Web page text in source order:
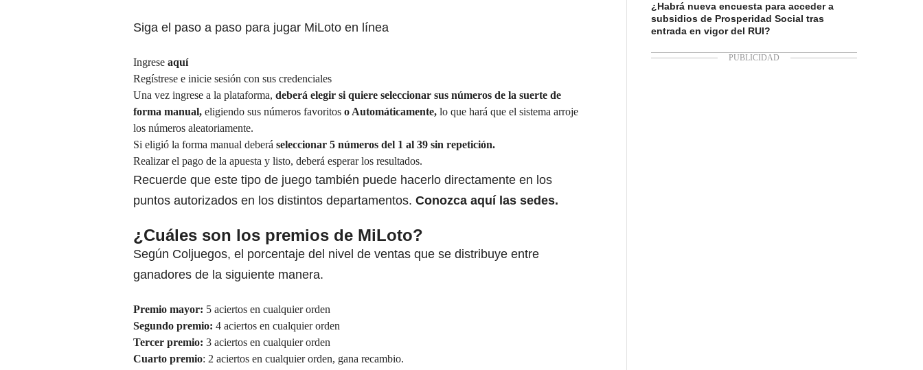
Siga el paso a paso para jugar MiLoto en línea
Ingrese aquí
Regístrese e inicie sesión con sus credenciales
Una vez ingrese a la plataforma, deberá elegir si quiere seleccionar sus números de la suerte de
forma manual, eligiendo sus números favoritos o Automáticamente, lo que hará que el sistema arroje
los números aleatoriamente.
Si eligió la forma manual deberá seleccionar 5 números del 1 al 39 sin repetición.
Realizar el pago de la apuesta y listo, deberá esperar los resultados.
Recuerde que este tipo de juego también puede hacerlo directamente en los
puntos autorizados en los distintos departamentos. Conozca aquí las sedes.
¿Cuáles son los premios de MiLoto?
Según Coljuegos, el porcentaje del nivel de ventas que se distribuye entre
ganadores de la siguiente manera.
Premio mayor: 5 aciertos en cualquier orden
Segundo premio: 4 aciertos en cualquier orden
Tercer premio: 3 aciertos en cualquier orden
Cuarto premio: 2 aciertos en cualquier orden, gana recambio.
¿Habrá nueva encuesta para acceder a
subsidios de Prosperidad Social tras
entrada en vigor del RUI?